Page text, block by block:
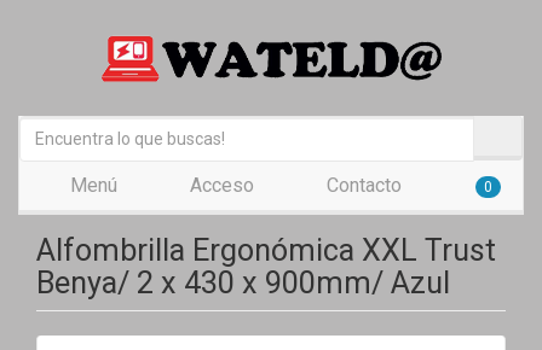
Menú Acceso Contacto 0
Alfombrilla Ergonómica XXL Trust
Benya/ 2 x 430 x 900mm/ Azul